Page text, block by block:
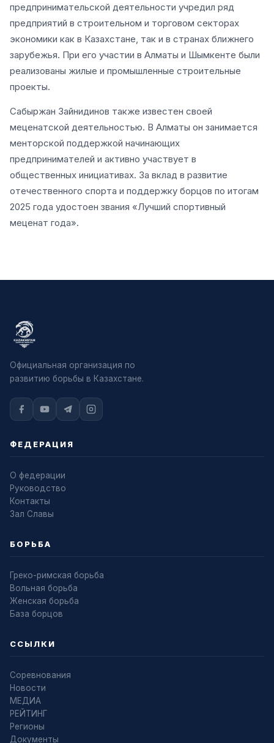
предпринимательской деятельности учредил ряд
предприятий в строительном и торговом секторах
экономики как в Казахстане, так и в странах ближнего
зарубежья. При его участии в Алматы и Шымкенте были
реализованы жилые и промышленные строительные
проекты.
Сабыржан Зайнидинов также известен своей
меценатской деятельностью. В Алматы он занимается
менторской поддержкой начинающих
предпринимателей и активно участвует в
общественных инициативах. За вклад в развитие
отечественного спорта и поддержку борцов по итогам
2025 года удостоен звания «Лучший спортивный
меценат года».
Официальная организация по
развитию борьбы в Казахстане.
ФЕДЕРАЦИЯ
О федерации
Руководство
Контакты
Зал Славы
БОРЬБА
Греко-римская борьба
Вольная борьба
Женская борьба
База борцов
ССЫЛКИ
Соревнования
Новости
МЕДИА
РЕЙТИНГ
Регионы
Документы